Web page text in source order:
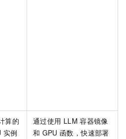
算的
实例
通过使用 LLM 容器镜像
和 GPU 函数，快速部署